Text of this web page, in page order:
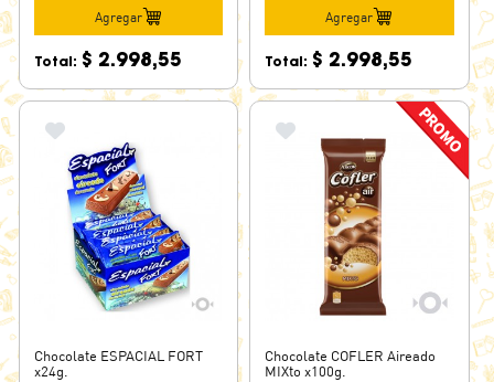
Agregar
Total: $ 2.998,55
Agregar
Total: $ 2.998,55
Chocolate ESPACIAL FORT
x24g.
Chocolate COFLER Aireado
MIXto x100g.